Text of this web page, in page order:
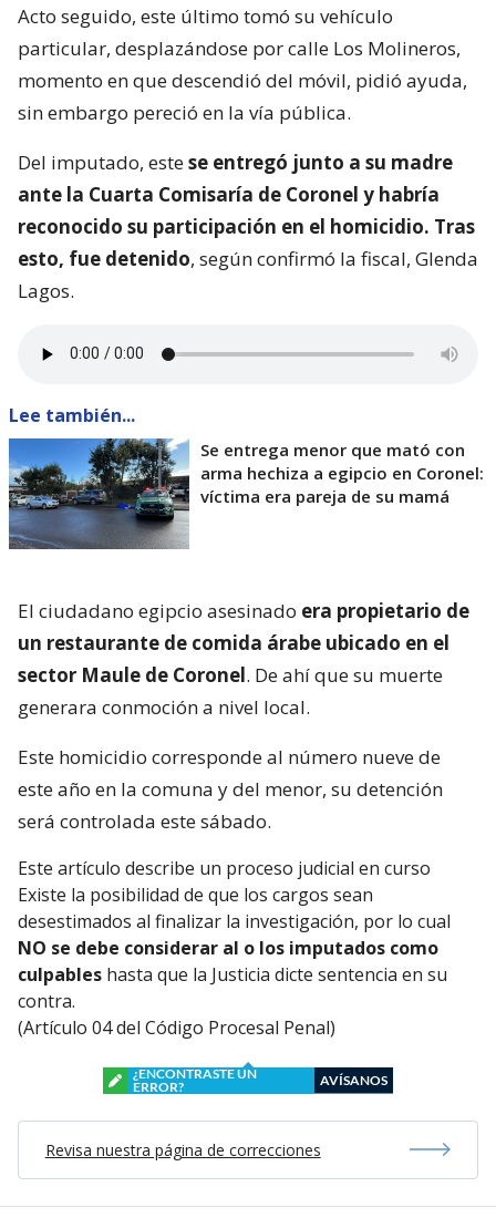
Acto seguido, este último tomó su vehículo
particular, desplazándose por calle Los Molineros,
momento en que descendió del móvil, pidió ayuda,
sin embargo pereció en la vía pública.
Del imputado, estese entregó junto a su madre
ante la Cuarta Comisaría de Coronel y habría
reconocido su participación en el homicidio. Tras
esto, fue detenido, según confirmó la fiscal, Glenda
Lagos.
Lee también...
Se entrega menor que mató con
arma hechiza a egipcio en Coronel:
víctima era pareja de su mamá
El ciudadano egipcio asesinado era propietario de
un restaurante de comida árabe ubicado en el
sector Maule de Coronel. De ahí que su muerte
generara conmoción a nivel local.
Este homicidio corresponde al número nueve de
este año en la comuna y del menor, su detención
será controlada este sábado.
Este artículo describe un proceso judicial en curso
Existe la posibilidad de que los cargos sean
desestimados al finalizar la investigación, por lo cual
NO se debe considerar al o los imputados como
culpables hasta que la Justicia dicte sentencia en su
contra.
(Artículo 04 del Código Procesal Penal)
¿ENCONTRASTE UN
ERROR?
AVÍSANOS
Revisa nuestra página de correcciones